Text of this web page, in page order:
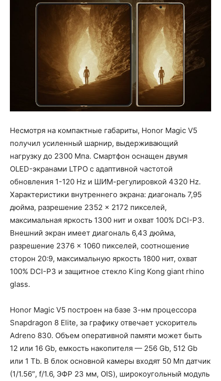
Несмотря на компактные габариты, Honor Magic V5
получил усиленный шарнир, выдерживающий
нагрузку до 2300 Мпа. Смартфон оснащен двумя
OLED-экранами LTPO с адаптивной частотой
обновления 1-120 Hz и ШИМ-регулировкой 4320 Hz.
Характеристики внутреннего экрана: диагональ 7,95
дюйма, разрешение 2352 × 2172 пикселей,
максимальная яркость 1300 нит и охват 100% DCI-P3.
Внешний экран имеет диагональ 6,43 дюйма,
разрешение 2376 × 1060 пикселей, соотношение
сторон 20:9, максимальную яркость 1800 нит, охват
100% DCI-P3 и защитное стекло King Kong giant rhino
glass.
Honor Magic V5 построен на базе 3-нм процессора
Snapdragon 8 Elite, за графику отвечает ускоритель
Adreno 830. Объем оперативной памяти может быть
12 или 16 Gb, емкость накопителя — 256 Gb, 512 Gb
или 1 Tb. В блок основной камеры входят 50 Мп датчик
(1/1.56″, f/1.6, ЭФР 23 мм, OIS), широкоугольный модуль